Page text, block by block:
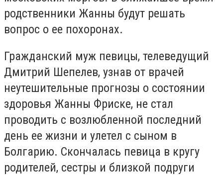
родственники Жанны будут решать
вопрос о ее похоронах.
Гражданский муж певицы, телеведущий
Дмитрий Шепелев, узнав от врачей
неутешительные прогнозы о состоянии
здоровья Жанны Фриске, не стал
проводить с возлюбленной последний
день ее жизни и улетел с сыном в
Болгарию. Скончалась певица в кругу
родителей, сестры и близкой подруги